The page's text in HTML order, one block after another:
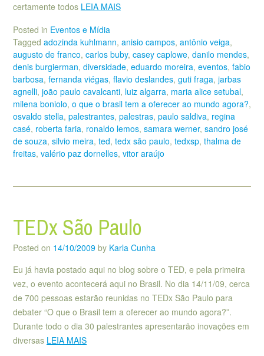
certamente todos LEIA MAIS
Posted in Eventos e Mídia
Tagged adozinda kuhlmann, anisio campos, antônio veiga,
augusto de franco, carlos buby, casey caplowe, danilo mendes,
denis burgierman, diversidade, eduardo moreira, eventos, fabio
barbosa, fernanda viégas, flavio deslandes, guti fraga, jarbas
agnelli, joão paulo cavalcanti, luiz algarra, maria alice setubal,
milena boniolo, o que o brasil tem a oferecer ao mundo agora?,
osvaldo stella, palestrantes, palestras, paulo saldiva, regina
casé, roberta faria, ronaldo lemos, samara werner, sandro josé
de souza, silvio meira, ted, tedx são paulo, tedxsp, thalma de
freitas, valério paz dornelles, vitor araújo
TEDx São Paulo
Posted on 14/10/2009 by Karla Cunha
Eu já havia postado aqui no blog sobre o TED, e pela primeira
vez, o evento acontecerá aqui no Brasil. No dia 14/11/09, cerca
de 700 pessoas estarão reunidas no TEDx São Paulo para
debater “O que o Brasil tem a oferecer ao mundo agora?”.
Durante todo o dia 30 palestrantes apresentarão inovações em
diversas LEIA MAIS